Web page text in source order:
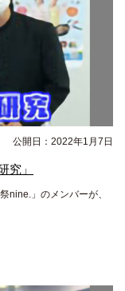
公開日：2022年1月7日
究」
nine.」のメンバーが、